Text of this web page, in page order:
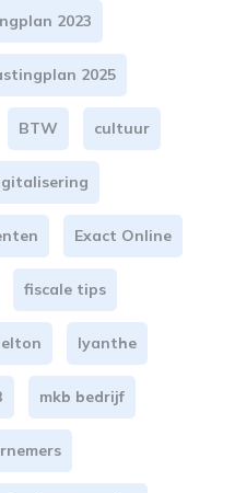
2023
2025
BTW cultuur
Exact Online
fiscale tips
lyanthe
mkb bedrijf